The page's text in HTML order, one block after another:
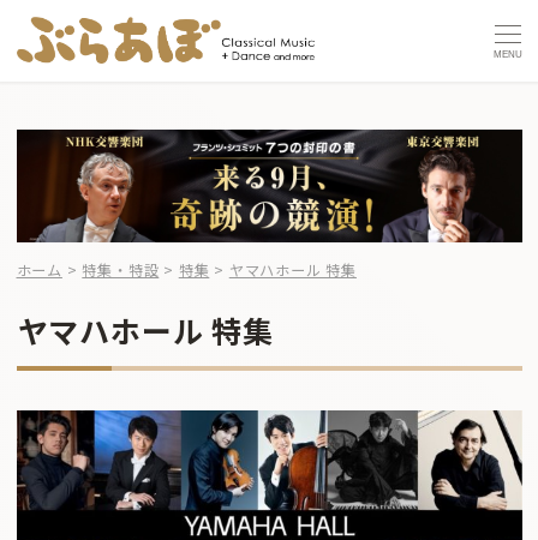
MENU
ホーム > 特集・特設 > 特集 > ヤマハホール 特集
ヤマハホール 特集